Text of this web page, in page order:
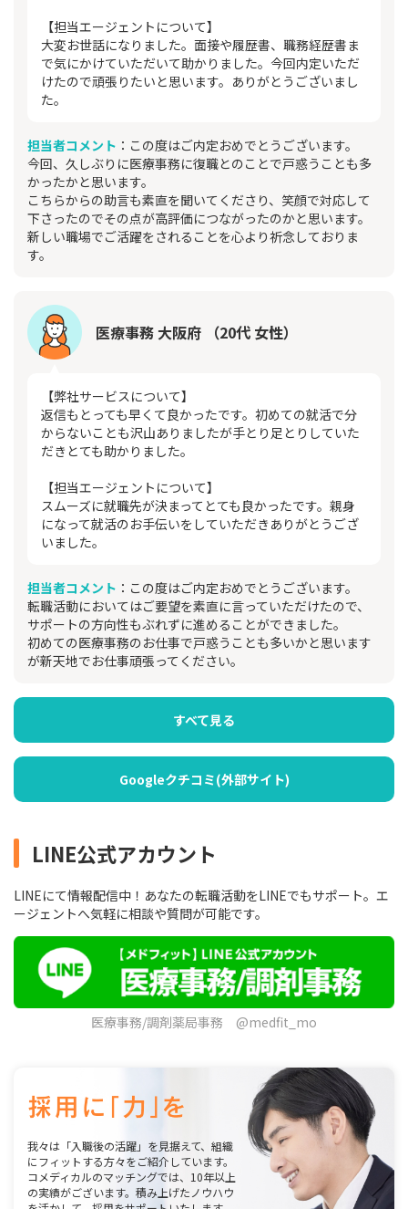
【担当エージェントについて】
大変お世話になりました。面接や履歴書、職務経歴書ま
で気にかけていただいて助かりました。今回内定いただ
けたので頑張りたいと思います。ありがとうございまし
た。
担当者コメント ：この度はご内定おめでとうございます。
今回、久しぶりに医療事務に復職とのことで戸惑うことも多
かったかと思います。
こちらからの助言も素直を聞いてくださり、笑顔で対応して
下さったのでその点が高評価につながったのかと思います。
新しい職場でご活躍をされることを心より祈念しておりま
す。
医療事務 大阪府 （20代 女性）
【弊社サービスについて】
返信もとっても早くて良かったです。初めての就活で分
からないことも沢山ありましたが手とり足とりしていた
だきとても助かりました。
【担当エージェントについて】
スムーズに就職先が決まってとても良かったです。親身
になって就活のお手伝いをしていただきありがとうござ
いました。
担当者コメント ：この度はご内定おめでとうございます。
転職活動においてはご要望を素直に言っていただけたので、
サポートの方向性もぶれずに進めることができました。
初めての医療事務のお仕事で戸惑うことも多いかと思います
が新天地でお仕事頑張ってください。
すべて見る
Googleクチコミ(外部サイト)
LINE公式アカウント
LINEにて情報配信中！あなたの転職活動をLINEでもサポート。エ
ージェントへ気軽に相談や質問が可能です。
医療事務/調剤薬局事務 @medfit_mo
我々は「入職後の活躍」を見据えて、組織
にフィットする方々をご紹介しています。
コメディカルのマッチングでは、10年以上
の実績がございます。積み上げたノウハウ